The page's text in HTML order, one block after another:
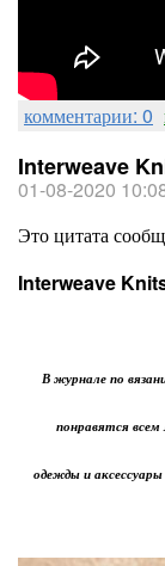
комментарии: 0
Interweave
01-08-2020
Это цитата
Interweave
В журнале по
понравятся
одежды и